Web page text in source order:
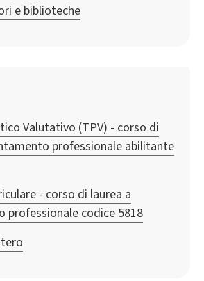
e biblioteche
Valutativo (TPV) - corso di
professionale abilitante
- corso di laurea a
professionale codice 5818